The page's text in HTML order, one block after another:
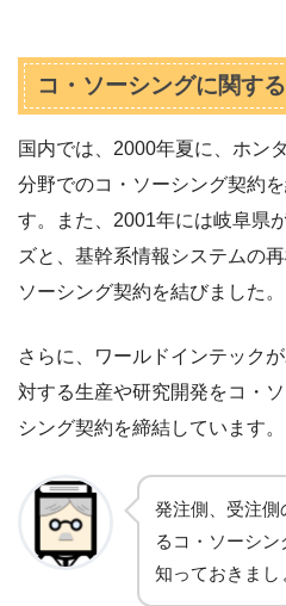
コ・ソーシングに関す
国内では、2000年夏に、ホン
分野でのコ・ソーシング契約
す。また、2001年には岐阜県
ズと、基幹系情報システムの
ソーシング契約を結びました。
さらに、ワールドインテック
対する生産や研究開発をコ・
シング契約を締結しています。
発注側、受注側
るコ・ソーシ
知っておきまし